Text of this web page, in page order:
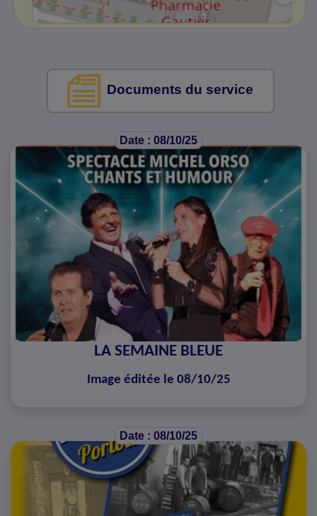
Documents du service
Date : 08/10/25
LA SEMAINE BLEUE
Image éditée le 08/10/25
Date : 08/10/25